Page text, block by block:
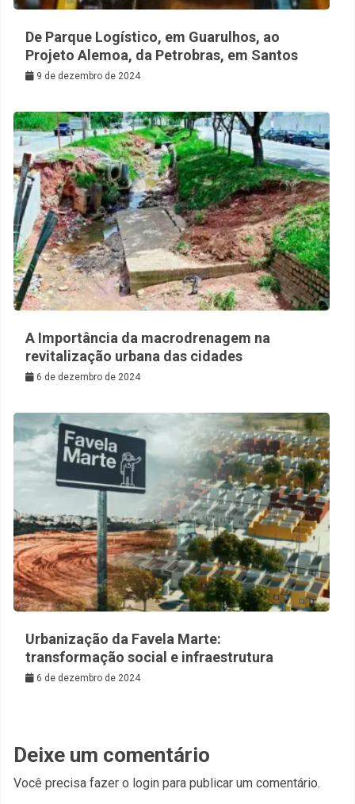
De Parque Logístico, em Guarulhos, ao
Projeto Alemoa, da Petrobras, em Santos
9 de dezembro de 2024
A Importância da macrodrenagem na
revitalização urbana das cidades
6 de dezembro de 2024
Urbanização da Favela Marte:
transformação social e infraestrutura
6 de dezembro de 2024
Deixe um comentário
Você precisa fazer o login para publicar um comentário.